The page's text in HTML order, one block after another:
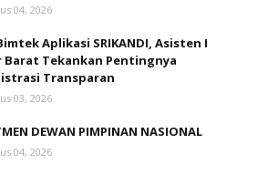
04, 2026
Aplikasi SRIKANDI, Asisten I
Barat Tekankan Pentingnya
Transparan
03, 2026
DEWAN PIMPINAN NASIONAL
04, 2026